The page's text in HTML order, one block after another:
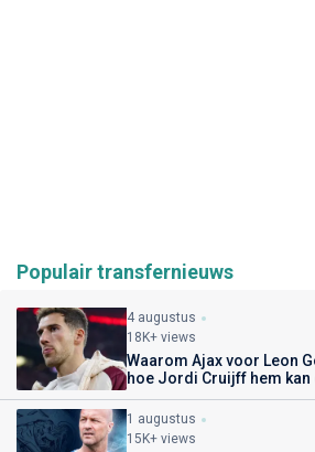
Populair transfernieuws
4 augustus
18K+ views
Waarom Ajax voor Leon
hoe Jordi Cruijff hem kan
1 augustus
15K+ views